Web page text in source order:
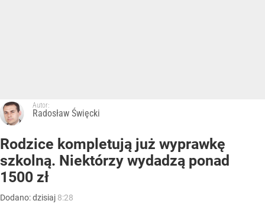
Autor:
Radosław Święcki
Rodzice kompletują już wyprawkę
szkolną. Niektórzy wydadzą ponad
1500 zł
Dodano:dzisiaj 8:28